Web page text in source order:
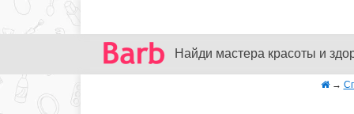
Найди мастера красоты и
→